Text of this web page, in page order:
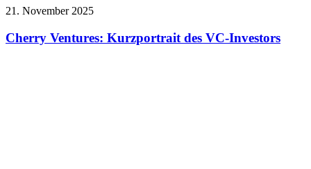
21. November 2025
Cherry Ventures: Kurzportrait des VC-Investors